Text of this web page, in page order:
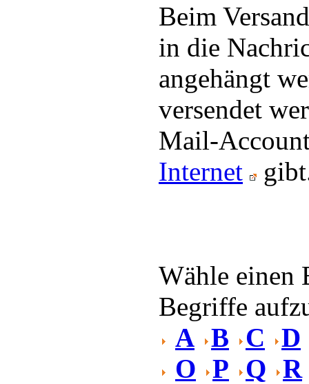
Beim
in die
angehängt
versendet
Mail-
Internet
Wähle einen
Begriffe
A B C
D
O P Q R